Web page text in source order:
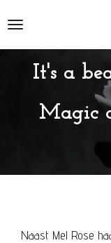
direct
naar
It's a
Magic
Naast Mel Rose